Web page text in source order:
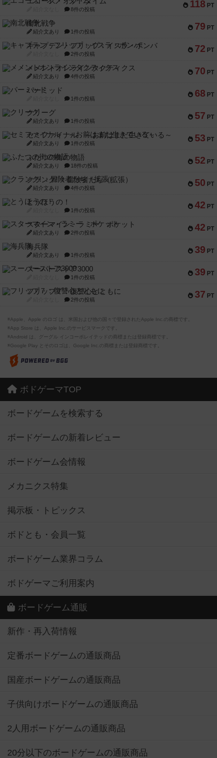
118 PT
8件の投稿
79 PT
南北戦争
紹介文あり 1件の投稿
72 PT
キャプテン・フリップ：イスラ・ボンバ
2件の投稿
70 PT
メメントオンラインタクティクス
紹介文あり 4件の投稿
68 PT
パーミッド
1件の投稿
57 PT
クリーグ
紹介文あり 1件の投稿
53 PT
セミファイナル ～お前はまだ生きている～
紹介文あり 1件の投稿
52 PT
ふたつの街の物語
紹介文あり 18件の投稿
50 PT
クランク! ：冒険者たち（拡張）
紹介文あり 4件の投稿
42 PT
とうほうの！
1件の投稿
42 PT
スターマイン・ラミー ポケット
紹介文あり 2件の投稿
39 PT
海兵隊
紹介文あり 1件の投稿
39 PT
スーパーストア3000
1件の投稿
37 PT
フリップ７：復讐心とともに
2件の投稿
※Apple、Apple のロゴ は、米国および他の国々で登録されたApple Inc.の商標です。
※App Store は、Apple Inc.のサービスマークです。
※Android は、グーグル インコーポレイテッドの商標または登録商標です。
※Google Play とそのロゴは、Google Inc.の商標または登録商標です。
ボドゲーマTOP
ボードゲームを検索する
ボードゲームの新着レビュー
ボードゲーム会情報
メカニクス特集
掲示板・トピックス
ボドとも・会員一覧
ボードゲーム業界コラム
ボドゲーマご利用案内
ボードゲーム通販
新作・再入荷情報
定番ボードゲームの通販商品
国産ボードゲームの通販商品
子供向けボードゲームの通販商品
2人用ボードゲームの通販商品
20分以下のボードゲームの通販商品